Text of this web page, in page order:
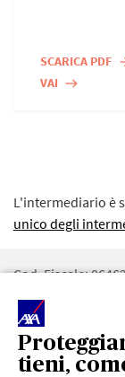
tieni,
SCARICA PDF
VAI east
L'intermediario è
unico degli
Cod. Fiscale:
iscrizione REA:
10.000€ -
06462350726 -